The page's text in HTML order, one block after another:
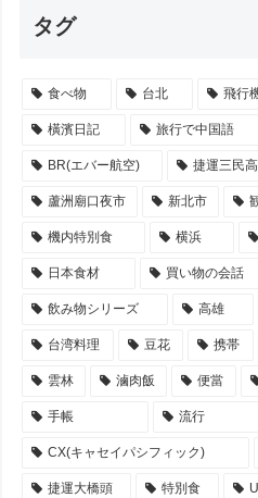
タグ
食べ物 台北 飛行
橫濱日記 旅行で中国語
BR(エバー航空) 捷運三民
蘆洲廟口夜市 新北市
機内特別食 横浜
日本食材 買い物の会話
飲み物シリーズ 高雄
台湾料理 豆花 携帯
雲林 滷肉飯 便當
手帳 流行
CX(キャセイパシフィック)
捷運大橋頭 特別食